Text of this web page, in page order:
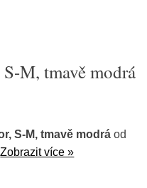
M, tmavě modrá
S-M, tmavě modrá od
Zobrazit více »